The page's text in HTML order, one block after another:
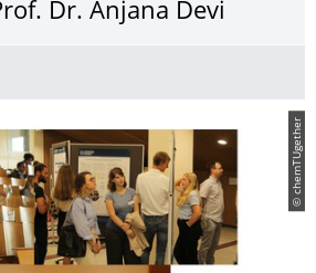
Dr. Anjana Devi
© chemTUgether